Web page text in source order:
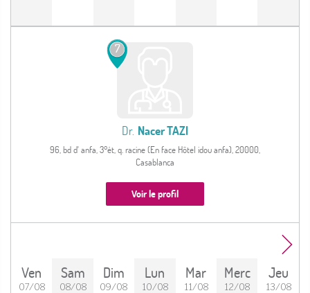
7
Dr. Nacer TAZI
96, bd d' anfa, 3°ét, q. racine (En face Hôtel idou anfa), 20000,
Casablanca
Voir le profil
Ven
07/08
Sam
08/08
Dim
09/08
Lun
10/08
Mar
11/08
Merc
12/08
Jeu
13/08